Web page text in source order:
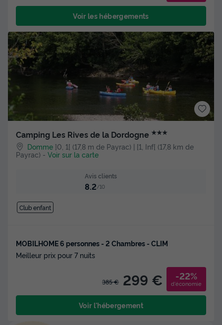
Voir les hébergements
Camping Les Rives de la Dordogne ★★★
Domme ]0, 1[ (17,8 m de Payrac) | [1, Inf[ (17,8 km de
Payrac) - Voir sur la carte
Avis clients
8.2 /10
Club enfant
MOBILHOME 6 personnes - 2 Chambres - CLIM
Meilleur prix pour 7 nuits
385 € 299 € -22%
d'économie
Voir l'hébergement